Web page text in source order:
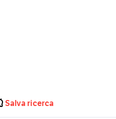
Salva ricerca